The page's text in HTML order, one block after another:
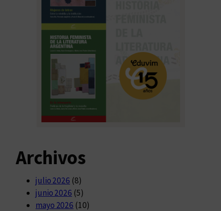
Archivos
julio 2026 (8)
junio 2026 (5)
mayo 2026 (10)